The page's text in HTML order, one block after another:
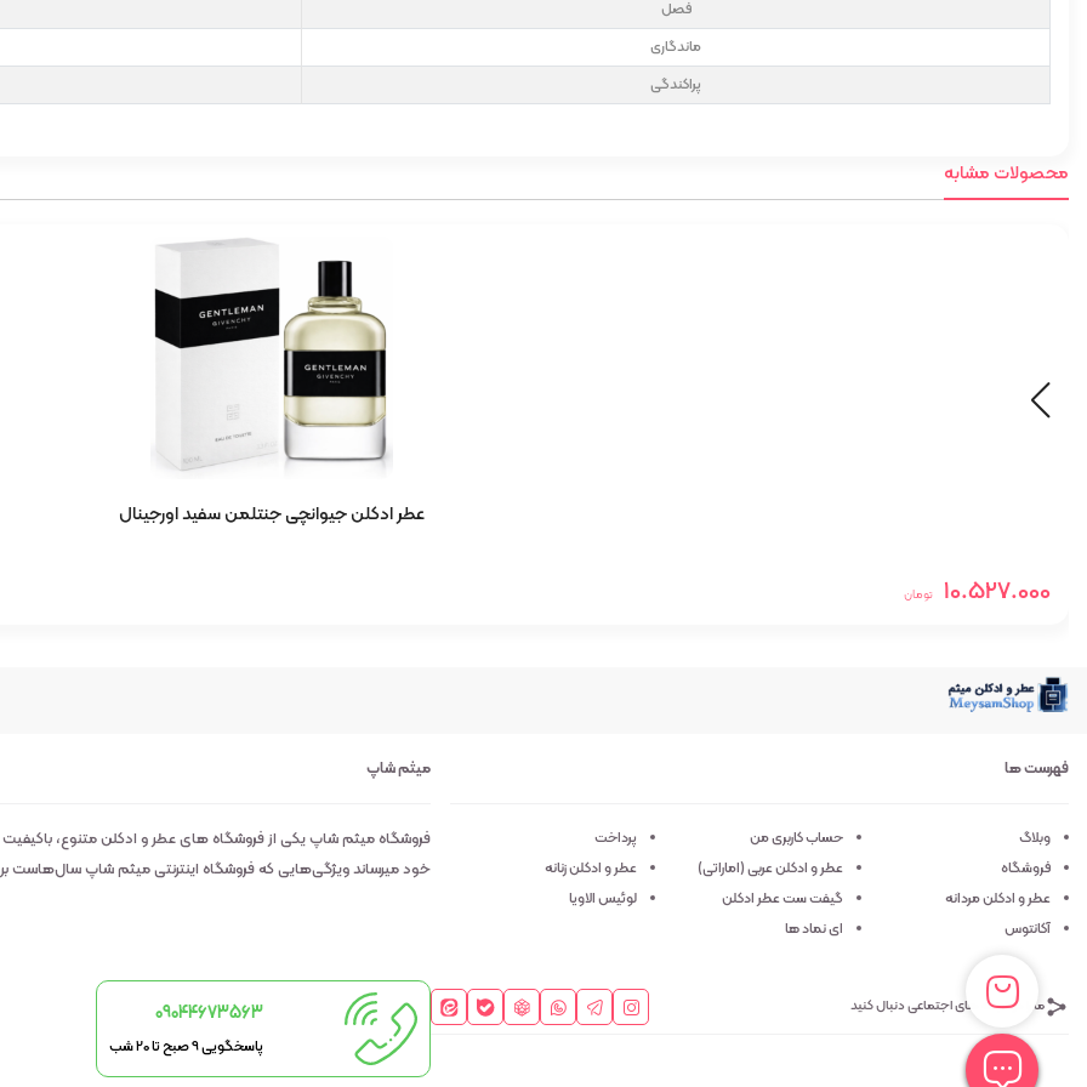
فصل
ماندگاری
پراکندگی
محصولات مشابه
عطر ادکلن جیوانچی جنتلمن سفید اورجینال
10.527.000 تومان
فهرست ها
وبلاگ حساب کاربری من
پرداخت
فروشگاه
عطر و ادکلن عربی (اماراتی)
عطر و ادکلن زنانه
عطر و ادکلن مردانه
گیفت ست عطر ادکلن
لوئیس الاویا
آکانتوس
ای نماد ها
میثم شاپ
فروشگاه میثم شاپ یکی از فروشگاه های عطر و ادکلن متنوع،
خود میرساند ویژگی‌هایی که فروشگاه اینترنتی میثم شاپ سال‌هاست بر
ما را در شبکه های اجتماعی دنبال کنید 09044673563
پاسخگویی 9 صبح تا 20 شب